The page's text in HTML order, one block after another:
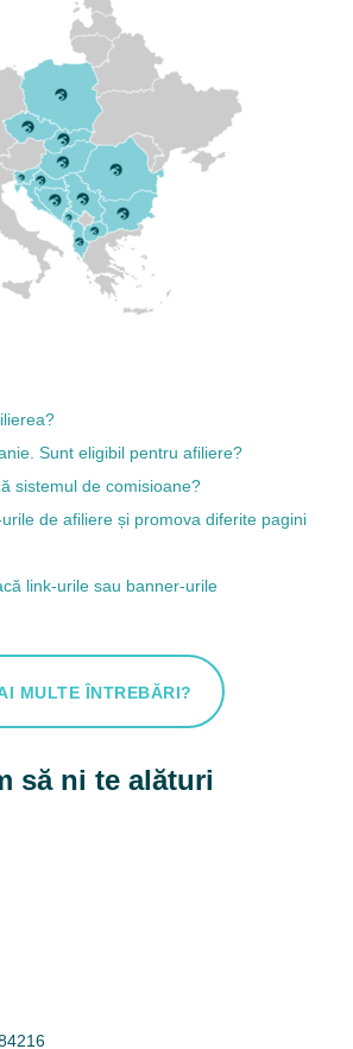
Sunt eligibil pentru afiliere?
sistemul de comisioane?
de afiliere și promova diferite pagini
link-urile sau banner-urile
MULTE ÎNTREBĂRI?
să ni te alături